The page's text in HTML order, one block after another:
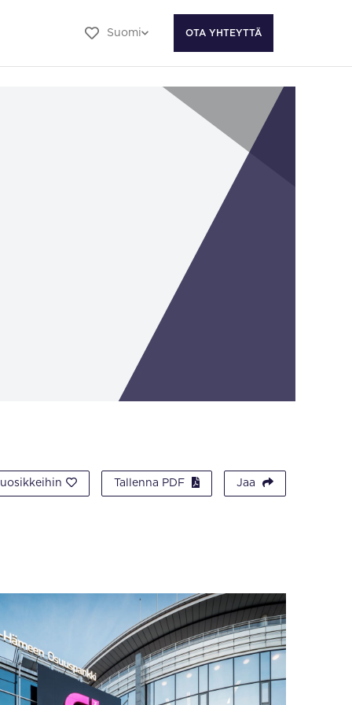
Suomi OTA YHTEYTTÄ
Tallenna PDF Jaa